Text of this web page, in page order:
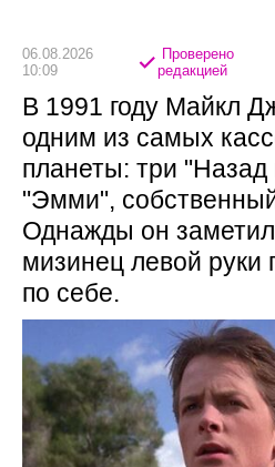
06.08.2026
10:09
Проверено
редакцией
В 1991 году Майкл
одним из самых
планеты: три "Назад
"Эмми",
Однажды он
мизинец левой руки
по себе.